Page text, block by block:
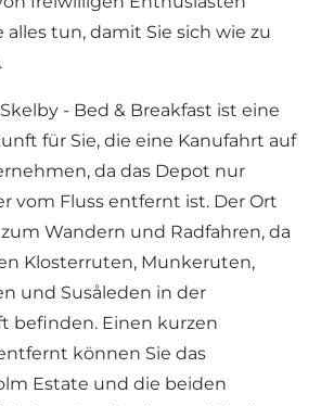
alles tun, damit Sie sich wie zu
- Bed & Breakfast ist eine
für Sie, die eine Kanufahrt auf
da das Depot nur
vom Fluss entfernt ist. Der Ort
Wandern und Radfahren, da
Klosterruten, Munkeruten,
und Susåleden in der
befinden. Einen kurzen
können Sie das
Estate und die beiden